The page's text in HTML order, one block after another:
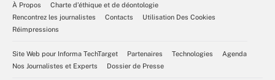
À Propos
Charte d’éthique et de déontologie
Rencontrez les journalistes
Contacts
Utilisation Des Cookies
Réimpressions
Site Web pour Informa TechTarget Partenaires Technologies
Agenda
Nos Journalistes et Experts
Dossier de Presse